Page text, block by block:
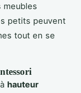
petits peuvent
tout en se
hauteur